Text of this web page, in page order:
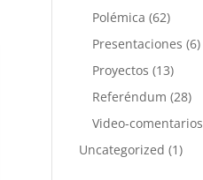
Polémica (62)
Presentaciones (6)
Proyectos (13)
Referéndum (28)
Video-comentarios
Uncategorized (1)